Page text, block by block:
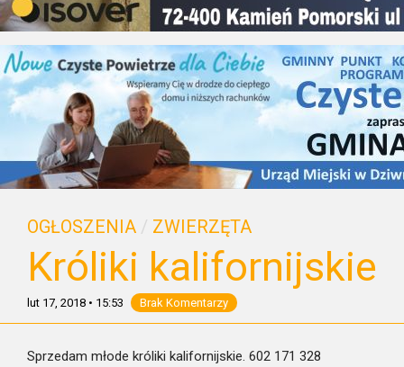
OGŁOSZENIA / ZWIERZĘTA
Króliki kalifornijskie
lut 17, 2018 • 15:53 Brak Komentarzy
Sprzedam młode króliki kalifornijskie. 602 171 328